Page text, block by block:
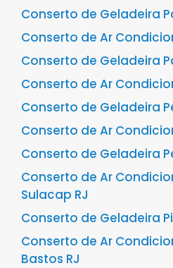
Conserto de Geladeira
Conserto de Ar
Conserto de Geladeira
Conserto de Ar
Conserto de Geladeira
Conserto de Ar
Conserto de Geladeira
Conserto de Ar
Sulacap RJ
Conserto de Geladeira
Conserto de Ar
Bastos RJ